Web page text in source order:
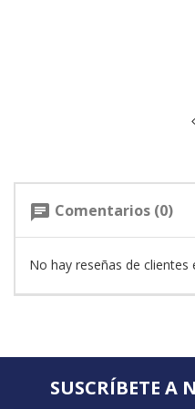
chat Comentarios (0)
No hay reseñas de
SUSCRÍBETE A